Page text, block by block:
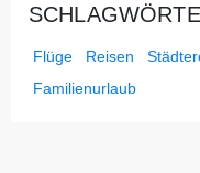
Flüge Reisen
Familienurlaub